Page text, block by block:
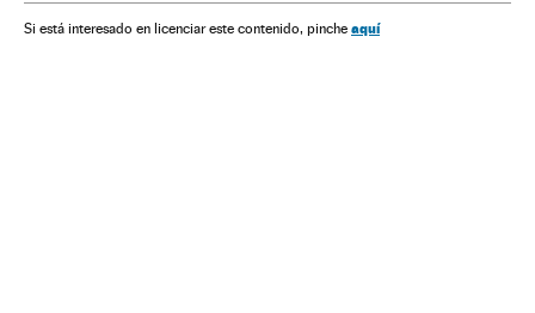
Comunicações Legislação Administração pública
Si está interesado en licenciar este contenido, pinche aquí